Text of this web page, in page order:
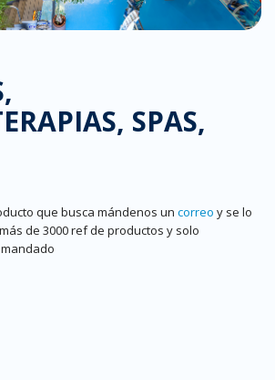
SPAS,
que busca mándenos un correo y se lo
de 3000 ref de productos y solo